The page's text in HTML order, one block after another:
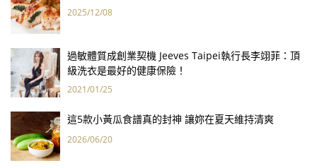
2025/12/08
過敏體質成創業契機 Jeeves Taipei執行長李翊菲：頂
級洗衣是最好的健康保險！
2021/01/25
這5款小黃瓜食譜真的封神 讓妳在夏天維持清爽
2026/06/20